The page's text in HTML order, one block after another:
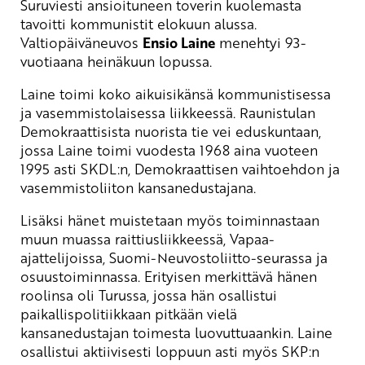
Suruviesti ansioituneen toverin kuolemasta
tavoitti kommunistit elokuun alussa.
Valtiopäiväneuvos Ensio Laine menehtyi 93-
vuotiaana heinäkuun lopussa.
Laine toimi koko aikuisikänsä kommunistisessa
ja vasemmistolaisessa liikkeessä. Raunistulan
Demokraattisista nuorista tie vei eduskuntaan,
jossa Laine toimi vuodesta 1968 aina vuoteen
1995 asti SKDL:n, Demokraattisen vaihtoehdon ja
vasemmistoliiton kansanedustajana.
Lisäksi hänet muistetaan myös toiminnastaan
muun muassa raittiusliikkeessä, Vapaa-
ajattelijoissa, Suomi-Neuvostoliitto-seurassa ja
osuustoiminnassa. Erityisen merkittävä hänen
roolinsa oli Turussa, jossa hän osallistui
paikallispolitiikkaan pitkään vielä
kansanedustajan toimesta luovuttuaankin. Laine
osallistui aktiivisesti loppuun asti myös SKP:n